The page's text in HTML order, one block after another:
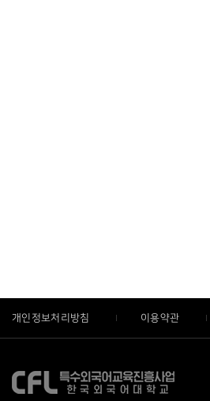
개인정보처리방침 이용약관